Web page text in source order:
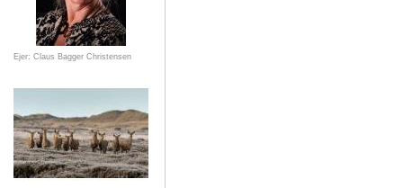
Ejer: Claus Bagger Christensen